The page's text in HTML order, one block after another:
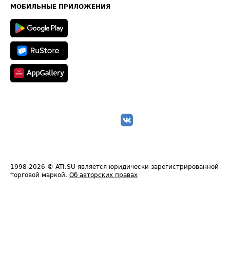
Техническая информация
МОБИЛЬНЫЕ ПРИЛОЖЕНИЯ
1998-2026 © ATI.SU является юридически зарегистрированной
торговой маркой. Об авторских правах